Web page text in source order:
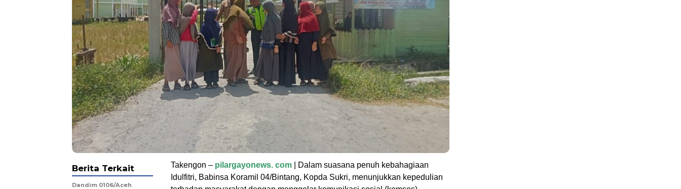
Takengon – pilargayonews. com | Dalam suasana penuh kebahagiaan
Idulfitri, Babinsa Koramil 04/Bintang, Kopda Sukri, menunjukkan kepedulian
Berita Terkait
Dandim 0106/Aceh